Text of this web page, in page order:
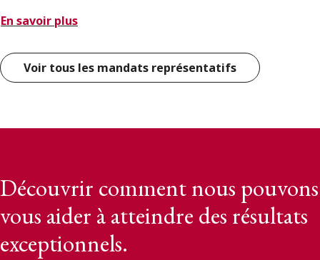
En savoir plus
Voir tous les mandats représentatifs
Découvrir comment nous pouvons
vous aider à atteindre des résultats
exceptionnels.